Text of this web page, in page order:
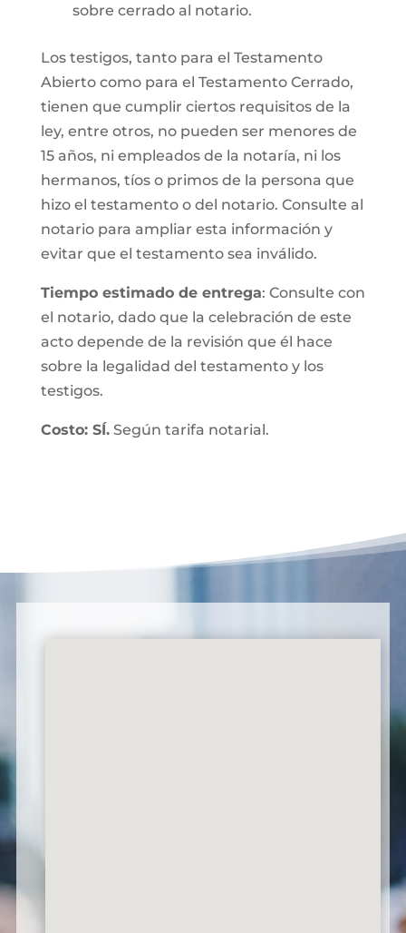
sobre cerrado al notario.
Los testigos, tanto para el Testamento
Abierto como para el Testamento Cerrado,
tienen que cumplir ciertos requisitos de la
ley, entre otros, no pueden ser menores de
15 años, ni empleados de la notaría, ni los
hermanos, tíos o primos de la persona que
hizo el testamento o del notario. Consulte al
notario para ampliar esta información y
evitar que el testamento sea inválido.
Tiempo estimado de entrega: Consulte con
el notario, dado que la celebración de este
acto depende de la revisión que él hace
sobre la legalidad del testamento y los
testigos.
Costo: SÍ.Según tarifa notarial.